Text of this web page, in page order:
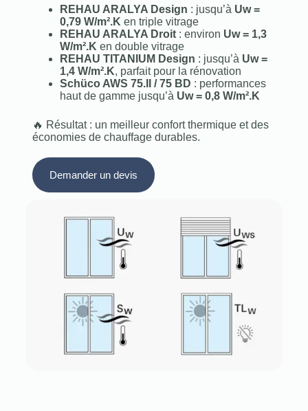
REHAU ARALYA Design : jusqu’à Uw =
0,79 W/m².K en triple vitrage
REHAU ARALYA Droit: environ Uw = 1,3
W/m².K en double vitrage
REHAU TITANIUM Design : jusqu’à Uw =
1,4 W/m².K, parfait pour la rénovation
Schüco AWS 75.II / 75 BD : performances
haut de gamme jusqu’à Uw = 0,8 W/m².K
🔥 Résultat : un meilleur confort thermique et des
économies de chauffage durables.
Demander un devis